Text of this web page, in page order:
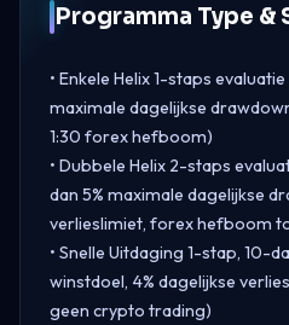
Programma Type &
• Enkele Helix 1-staps
maximale dagelijkse
1:30 forex hefboom)
• Dubbele Helix 2-staps
dan 5% maximale dagelijkse
verlieslimiet, forex hefboom
• Snelle Uitdaging 1-stap, 10-
winstdoel, 4% dagelijkse
geen crypto trading)